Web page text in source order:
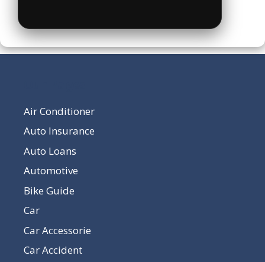
Air Conditioner
Auto Insurance
Auto Loans
Automotive
Bike Guide
Car
Car Accessorie
Car Accident